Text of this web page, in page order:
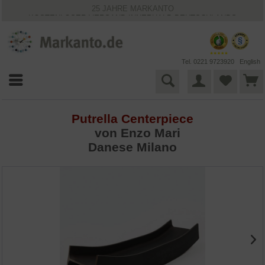
25 JAHRE MARKANTO
KOSTENLOSER VERSAND INNERHALB DEUTSCHLANDS
VIELFÄLTIGE ZAHLUNGSMÖGLICHKEITEN
BESTPRICE-GARANTIE
Tel. 0221 9723920 English
Putrella Centerpiece
von Enzo Mari
Danese Milano